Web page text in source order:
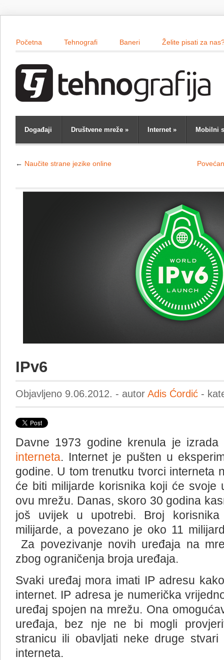
Početna Tehnografi Baneri Želite pisati za
Događaji Društvene mreže » Internet» Mobilni
← Naučite strane jezike online
IPv6
Objavljeno 9.06.2012. - autor Adis Ćordić -
Davne 1973 godine krenula je izrada
interneta. Internet je pušten u
godine. U tom trenutku tvorci interneta
će biti milijarde korisnika koji će svoje
ovu mrežu. Danas, skoro 30 godina
još uvijek u upotrebi. Broj
milijarde, a povezano je oko 11
Za povezivanje novih uređaja na
zbog ograničenja broja uređaja.
Svaki uređaj mora imati IP adresu
internet. IP adresa je numerička
uređaj spojen na mrežu. Ona
uređaja, bez nje ne bi mogli
stranicu ili obavljati neke druge
interneta.